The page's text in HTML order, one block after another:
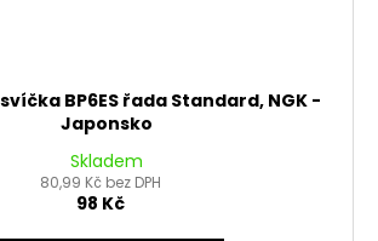
BP6ES řada Standard, NGK -
Japonsko
Skladem
80,99 Kč bez DPH
98 Kč